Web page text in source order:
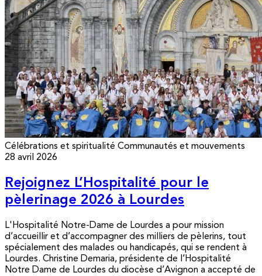
Célébrations et spiritualité Communautés et mouvements
28 avril 2026
Rejoignez L’Hospitalité pour le
pèlerinage 2026 à Lourdes
L'Hospitalité Notre-Dame de Lourdes a pour mission
d’accueillir et d’accompagner des milliers de pèlerins, tout
spécialement des malades ou handicapés, qui se rendent à
Lourdes. Christine Demaria, présidente de l’Hospitalité
Notre Dame de Lourdes du diocèse d’Avignon a accepté de